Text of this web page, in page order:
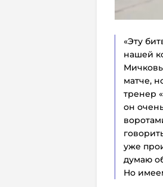
«Эту
нашей
матче,
тренер
он
уже
думаю
Но